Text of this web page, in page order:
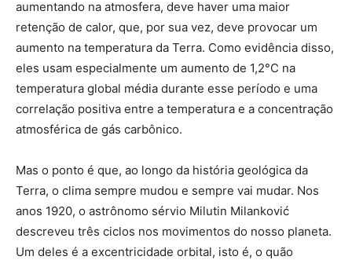
aumentando na atmosfera, deve haver uma maior
retenção de calor, que, por sua vez, deve provocar um
aumento na temperatura da Terra. Como evidência disso,
eles usam especialmente um aumento de 1,2°C na
temperatura global média durante esse período e uma
correlação positiva entre a temperatura e a concentração
atmosférica de gás carbônico.
Mas o ponto é que, ao longo da história geológica da
Terra, o clima sempre mudou e sempre vai mudar. Nos
anos 1920, o astrônomo sérvio Milutin Milanković
descreveu três ciclos nos movimentos do nosso planeta.
Um deles é a excentricidade orbital, isto é, o quão